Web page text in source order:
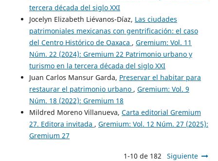
tercera década del siglo XXI
Jocelyn Elizabeth Liévanos-Díaz, Las ciudades
patrimoniales mexicanas con gentrificación: el caso
del Centro Histórico de Oaxaca , Gremium: Vol. 11
Núm. 22 (2024): Gremium 22 Patrimonio urbano y
turismo en la tercera década del siglo XXI
Juan Carlos Mansur Garda, Preservar el habitar para
restaurar el patrimonio urbano , Gremium: Vol. 9
Núm. 18 (2022): Gremium 18
Mildred Moreno Villanueva, Carta editorial Gremium
27. Editora invitada , Gremium: Vol. 12 Núm. 27 (2025):
Gremium 27
1-10 de 182 Siguiente